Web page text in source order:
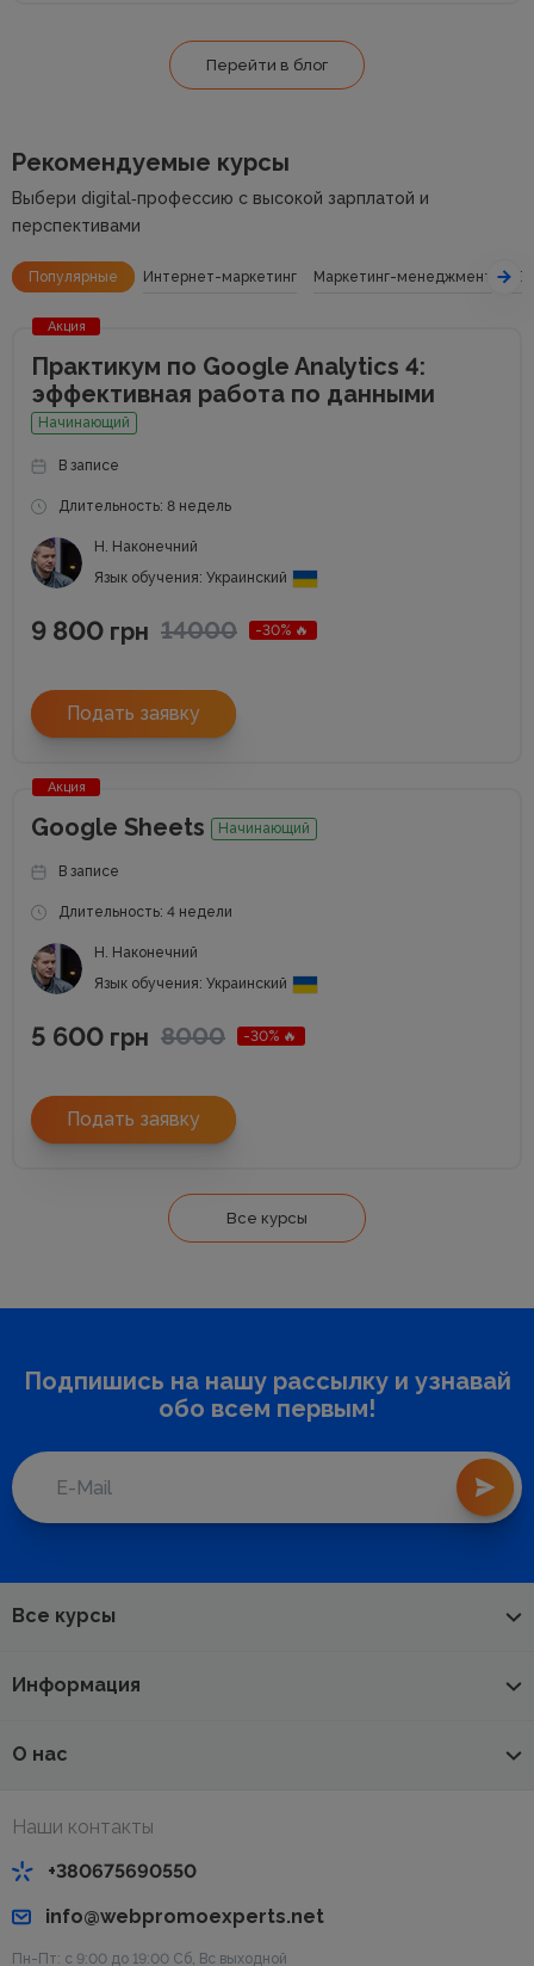
Перейти в блог
Рекомендуемые курсы
Выбери digital‑профессию с высокой зарплатой и
перспективами
Популярные Интернет-маркетинг Маркетинг-менеджмент
Акция
Практикум по Google Analytics 4:
эффективная работа по данными
Начинающий
В записе
Длительность: 8 недель
Н. Наконечний
Язык обучения: Украинский
9 800 грн 14000 -30% 🔥
Подать заявку
Акция
Google Sheets Начинающий
В записе
Длительность: 4 недели
Н. Наконечний
Язык обучения: Украинский
5 600 грн 8000 -30% 🔥
Подать заявку
Все курсы
Подпишись на нашу рассылку и узнавай
обо всем первым!
Все курсы
Информация
О нас
Наши контакты
+380675690550
info@webpromoexperts.net
Пн-Пт: с 9:00 до 19:00 Cб, Вс выходной